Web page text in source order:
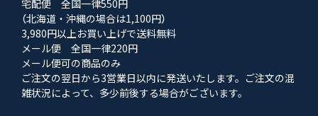
宅配便 全国一律550円
（北海道・沖縄の場合は1,100円）
3,980円以上お買い上げで送料無料
メール便 全国一律220円
メール便可の商品のみ
ご注文の翌日から3営業日以内に発送いたします。ご注文の混
雑状況によって、多少前後する場合がございます。